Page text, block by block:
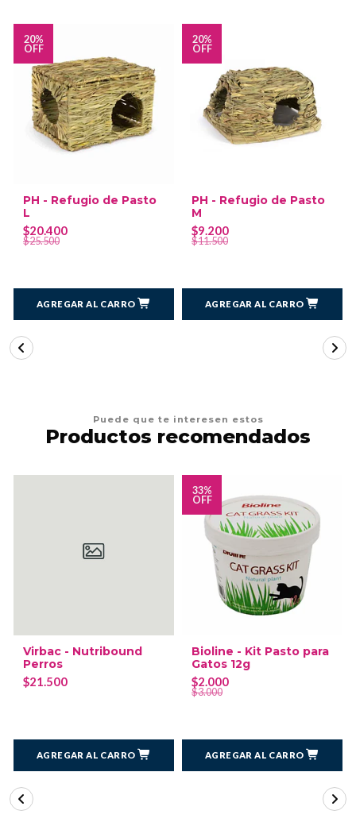
20%
OFF
PH - Refugio de Pasto
L
$20.400
$25.500
AGREGAR AL CARRO
20%
OFF
PH - Refugio de Pasto
M
$9.200
$11.500
AGREGAR AL CARRO
Puede que te interesen estos
Productos recomendados
Virbac - Nutribound
Perros
$21.500
AGREGAR AL CARRO
33%
OFF
Bioline - Kit Pasto para
Gatos 12g
$2.000
$3.000
AGREGAR AL CARRO